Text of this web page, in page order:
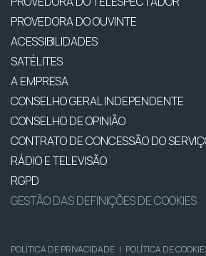
PROVEDORA DO OUVINTE
ACESSIBILIDADES
SATÉLITES
A EMPRESA
CONSELHO GERAL INDEPENDENTE
CONSELHO DE OPINIÃO
CONTRATO DE CONCESSÃO DO
RÁDIO E TELEVISÃO
RGPD
GESTÃO DAS DEFINIÇÕES DE COOKIES
POLÍTICA DE PRIVACIDADE | POLÍTICA DE